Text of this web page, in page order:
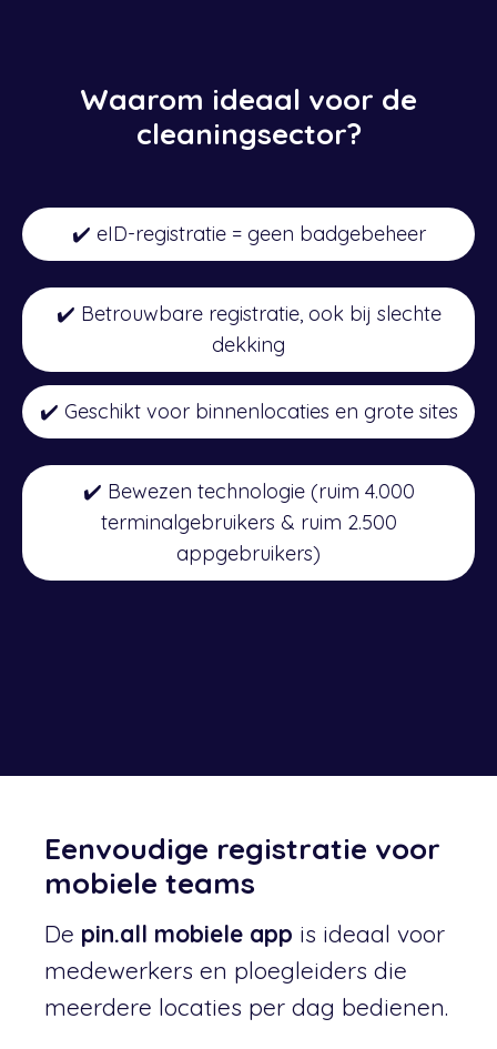
Waarom ideaal voor de
cleaningsector?
✔️ eID-registratie = geen badgebeheer
✔️ Betrouwbare registratie, ook bij slechte
dekking
✔️ Geschikt voor binnenlocaties en grote sites
✔️ Bewezen technologie (ruim 4.000
terminalgebruikers & ruim 2.500
appgebruikers)
Eenvoudige registratie voor
mobiele teams
De pin.all mobiele app is ideaal voor
medewerkers en ploegleiders die
meerdere locaties per dag bedienen.